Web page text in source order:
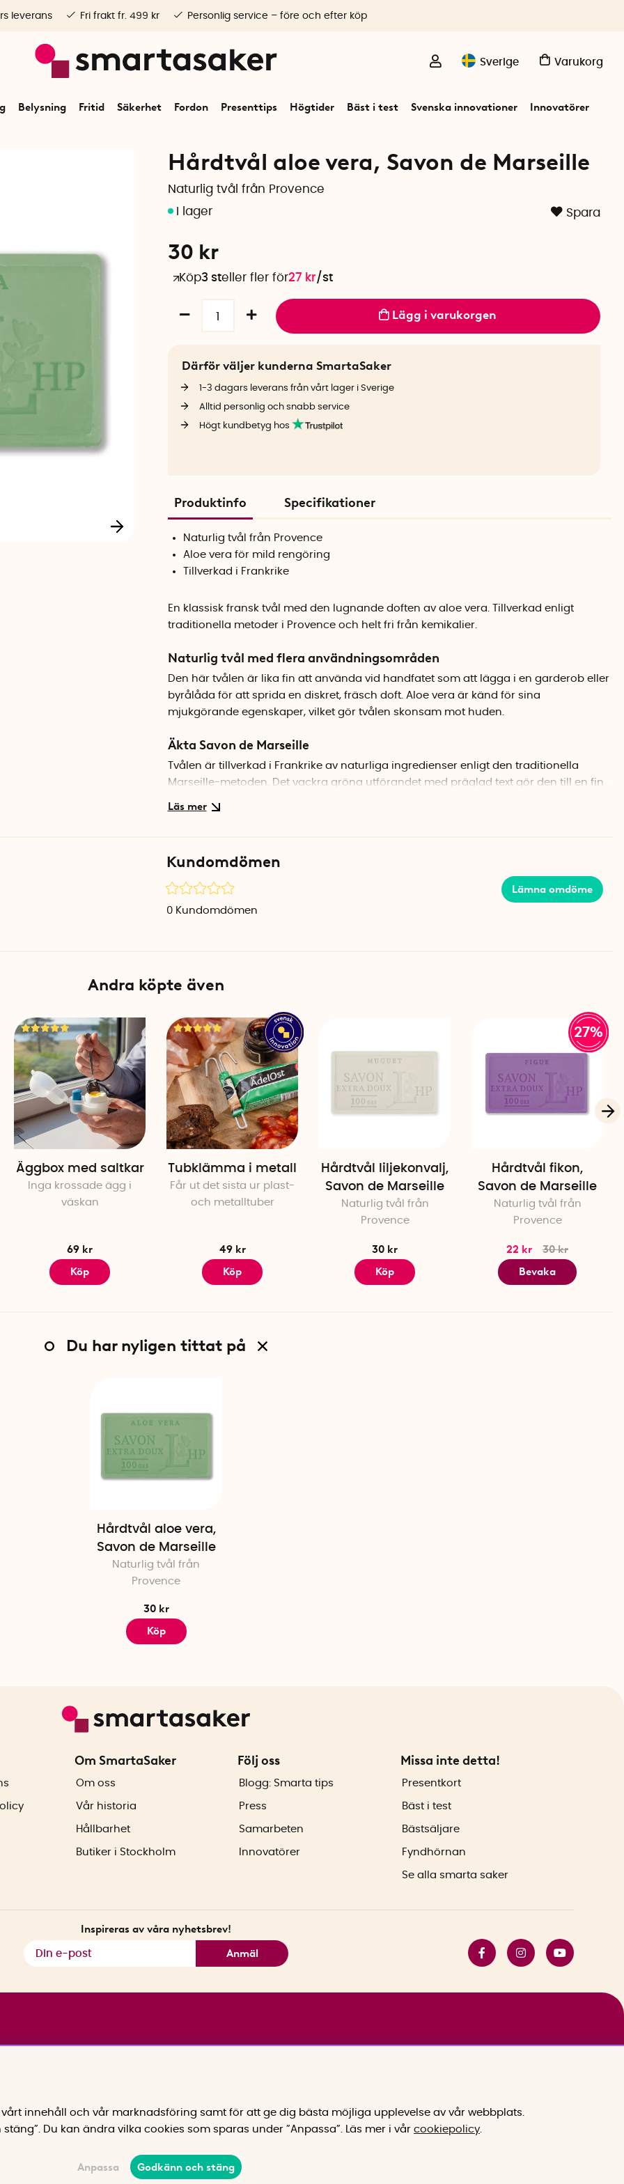
Sverige Varukorg
Belysning Fritid Säkerhet Fordon Presenttips Högtider Bäst i test Svenska innovationer Innovatörer
leverans Fri frakt fr. 499 kr Personlig service – före och efter köp
Hårdtvål aloe vera, Savon de Marseille
Naturlig tvål från Provence
Spara
30 kr
Köp3 steller fler för27 kr/st
Lägg i varukorgen
Därför väljer kunderna SmartaSaker
1-3 dagars leverans från vårt lager i Sverige
Alltid personlig och snabb service
Högt kundbetyg hos
Produktinfo Specifikationer
Naturlig tvål från Provence
Aloe vera för mild rengöring
Tillverkad i Frankrike
En klassisk fransk tvål med den lugnande doften av aloe vera. Tillverkad enligt
traditionella metoder i Provence och helt fri från kemikalier.
Naturlig tvål med flera användningsområden
Den här tvålen är lika fin att använda vid handfatet som att lägga i en garderob eller
byrålåda för att sprida en diskret, fräsch doft. Aloe vera är känd för sina
mjukgörande egenskaper, vilket gör tvålen skonsam mot huden.
Äkta Savon de Marseille
Tvålen är tillverkad i Frankrike av naturliga ingredienser enligt den traditionella
Marseille-metoden. Det vackra gröna utförandet med präglad text gör den till en fin
Vikt: 100 g
Doft: Aloe vera
Färg: Grön
Tillverkningsland: Frankrike
Kundomdömen
Lämna omdöme
0 Kundomdömen
Andra köpte även
Äggbox med saltkar
Inga krossade ägg i
väskan
69 kr
Köp
Tubklämma i metall
Får ut det sista ur plast-
och metalltuber
49 kr
Köp
Hårdtvål liljekonvalj,
Savon de Marseille
Naturlig tvål från
Provence
30 kr
Köp
27%
Hårdtvål fikon,
Savon de Marseille
Naturlig tvål från
Provence
22 kr
30 kr
Bevaka
Du har nyligen tittat på
Hårdtvål aloe vera,
Savon de Marseille
Naturlig tvål från
Provence
30 kr
Köp
Om SmartaSaker
Om oss
Vår historia
Hållbarhet
Butiker i Stockholm
Följ oss
Blogg: Smarta tips
Press
Samarbeten
Innovatörer
Missa inte detta!
Presentkort
Bäst i test
Bästsäljare
Fyndhörnan
Se alla smarta saker
Inspireras av våra nyhetsbrev!
Anmäl
innehåll och vår marknadsföring samt för att ge dig bästa möjliga upplevelse av vår webbplats.
Du kan ändra vilka cookies som sparas under ”Anpassa”.
Läs mer i vår cookiepolicy
Anpassa Godkänn och stäng